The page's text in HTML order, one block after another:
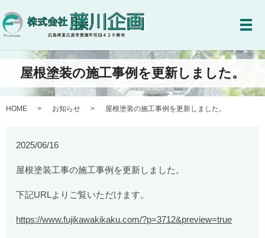
メ
屋根塗装の施工事例を更新しました。
HOME お知らせ 屋根塗装の施工事例を更新しました。
2025/06/16
屋根塗装工事の施工事例を更新しました。
下記URLよりご覧いただけます。
https://www.fujikawakikaku.com/?p=3712&preview=true